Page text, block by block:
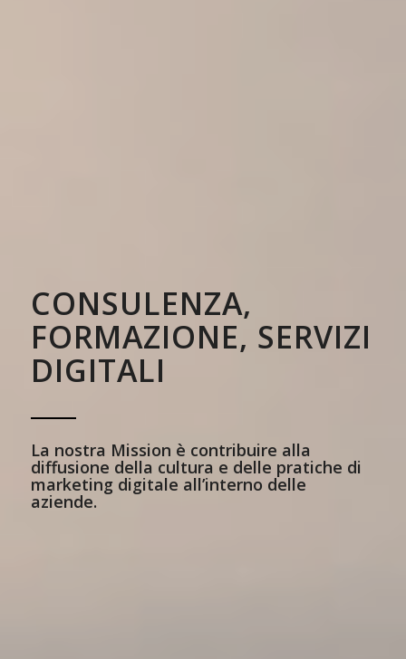
CONSULENZA,
FORMAZIONE, SERVIZI
DIGITALI
La nostra Mission è contribuire alla
diffusione della cultura e delle pratiche di
marketing digitale all’interno delle
aziende.